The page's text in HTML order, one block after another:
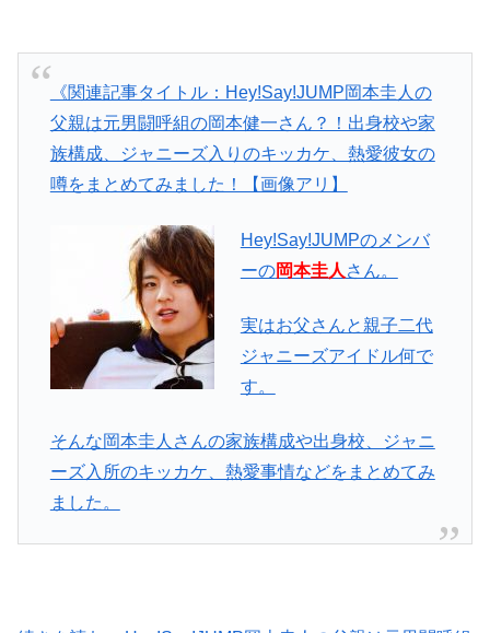
《関連記事タイトル：Hey!Say!JUMP岡本圭人の
父親は元男闘呼組の岡本健一さん？！出身校や家
族構成、ジャニーズ入りのキッカケ、熱愛彼女の
噂をまとめてみました！【画像アリ】
Hey!Say!JUMPのメンバ
ーの岡本圭人 さん。
実はお父さんと親子二代
ジャニーズアイドル何で
す。
そんな岡本圭人さんの家族構成や出身校、ジャニ
ーズ入所のキッカケ、熱愛事情などをまとめてみ
ました。